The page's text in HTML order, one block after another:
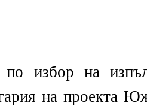
по избор на
на проекта